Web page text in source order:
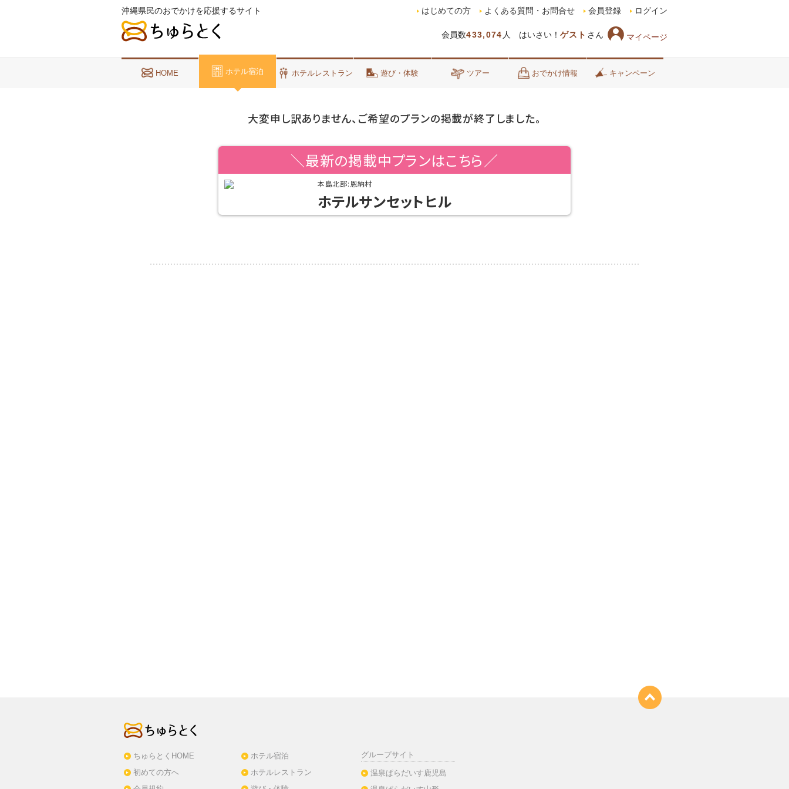
沖縄県民のおでかけを応援するサイト
会員数433,074 人 はいさい！ ゲスト さん マイページ
はじめての方 よくある質問・お問合せ 会員登録 ログイン
HOME ホテル宿泊 ホテルレストラン 遊び・体験 ツアー おでかけ情報 キャンペーン
大変申し訳ありません、ご希望のプランの掲載が終了しました。
＼最新の掲載中プランはこちら／
本島北部:恩納村
ホテルサンセットヒル
ちゅらとくHOME
初めての方へ
ホテル宿泊
ホテルレストラン
グループサイト
温泉ぱらだいす鹿児島